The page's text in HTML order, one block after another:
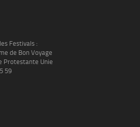
Festivals :
de Bon Voyage
Protestante Unie
59